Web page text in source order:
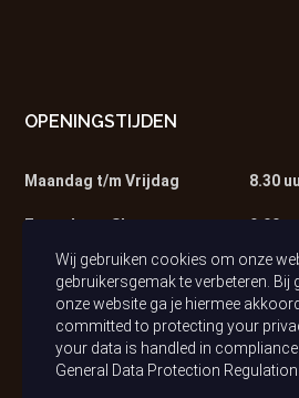
OPENINGSTIJDEN
Maandag t/m Vrijdag 8.30
Zaterdag – Showroom 9.00
Zaterdag – Werkplaats 9.00
Wij gebruiken cookies om onze
gebruikersgemak te verbeteren. Bij
onze website ga je hiermee
committed to protecting your
your data is handled in
General Data Protection Regulation